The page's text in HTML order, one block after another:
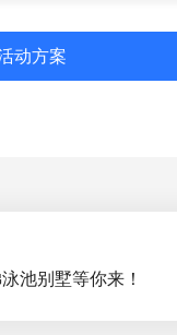
动方案
池别墅等你来！